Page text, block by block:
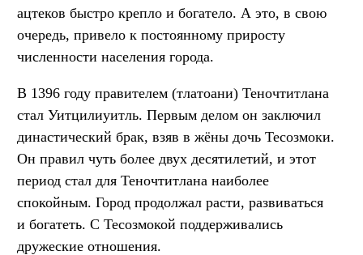
ацтеков быстро крепло и богатело. А это, в свою
очередь, привело к постоянному приросту
численности населения города.
В 1396 году правителем (тлатоани) Теночтитлана
стал Уитцилиуитль. Первым делом он заключил
династический брак, взяв в жёны дочь Тесозмоки.
Он правил чуть более двух десятилетий, и этот
период стал для Теночтитлана наиболее
спокойным. Город продолжал расти, развиваться
и богатеть. С Тесозмокой поддерживались
дружеские отношения.